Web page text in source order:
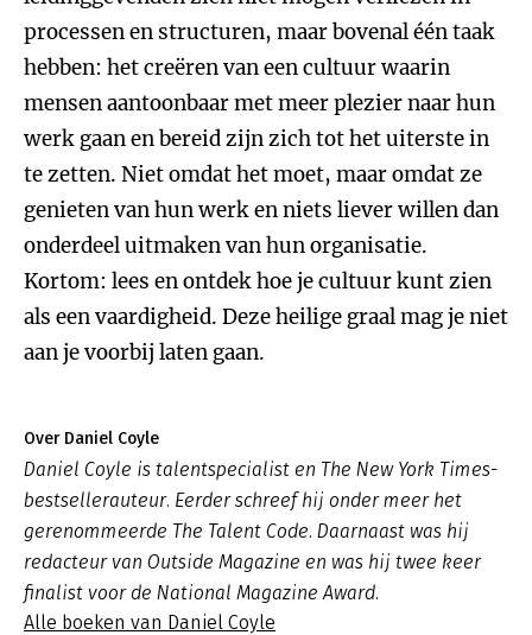
processen en structuren, maar bovenal één taak
hebben: het creëren van een cultuur waarin
mensen aantoonbaar met meer plezier naar hun
werk gaan en bereid zijn zich tot het uiterste in
te zetten. Niet omdat het moet, maar omdat ze
genieten van hun werk en niets liever willen dan
onderdeel uitmaken van hun organisatie.
Kortom: lees en ontdek hoe je cultuur kunt zien
als een vaardigheid. Deze heilige graal mag je niet
aan je voorbij laten gaan.
Over Daniel Coyle
Daniel Coyle is talentspecialist en The New York Times-
bestsellerauteur. Eerder schreef hij onder meer het
gerenommeerde The Talent Code. Daarnaast was hij
redacteur van Outside Magazine en was hij twee keer
finalist voor de National Magazine Award.
Alle boeken van Daniel Coyle